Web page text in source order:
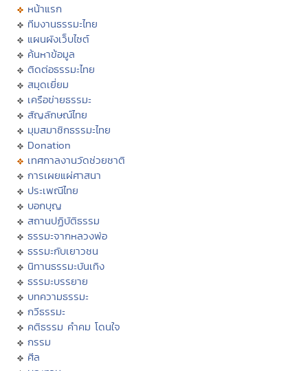
หน้าแรก
ทีมงานธรรมะไทย
แผนผังเว็บไซต์
ค้นหาข้อมูล
ติดต่อธรรมะไทย
สมุดเยี่ยม
เครือข่ายธรรมะ
สัญลักษณ์ไทย
มุมสมาชิกธรรมะไทย
Donation
เทศกาลงานวัดช่วยชาติ
การเผยแผ่ศาสนา
ประเพณีไทย
บอกบุญ
สถานปฏิบัติธรรม
ธรรมะจากหลวงพ่อ
ธรรมะกับเยาวชน
นิทานธรรมะบันเทิง
ธรรมะบรรยาย
บทความธรรมะ
กวีธรรมะ
คติธรรม คำคม โดนใจ
กรรม
ศีล